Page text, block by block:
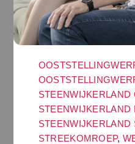
STEENWIJKERLAND
STEENWIJKERLAND
STEENWIJKERLAND
STREEKOMROEP,